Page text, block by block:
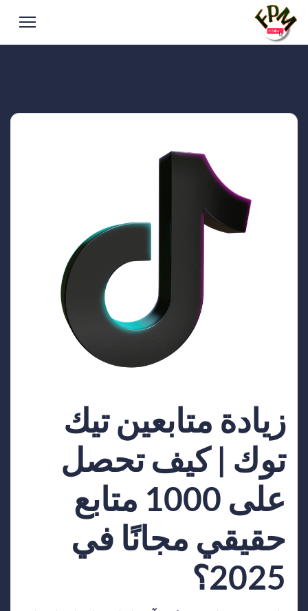
زيادة متابعين تيك
توك | كيف تحصل
على 1000 متابع
حقيقي مجانًا في
2025؟